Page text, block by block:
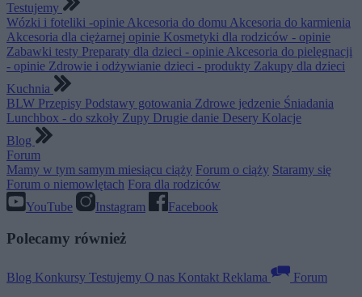
Testujemy
Wózki i foteliki -opinie Akcesoria do domu Akcesoria do karmienia
Akcesoria dla ciężarnej opinie Kosmetyki dla rodziców - opinie
Zabawki testy Preparaty dla dzieci - opinie Akcesoria do pielęgnacji
- opinie Zdrowie i odżywianie dzieci - produkty Zakupy dla dzieci
Kuchnia
BLW Przepisy Podstawy gotowania Zdrowe jedzenie Śniadania
Lunchbox - do szkoły Zupy Drugie danie Desery Kolacje
Blog
Forum
Mamy w tym samym miesiącu ciąży Forum o ciąży Staramy się
Forum o niemowlętach Fora dla rodziców
YouTube
Instagram Facebook
Polecamy również
Blog Konkursy Testujemy O nas Kontakt Reklama
Forum